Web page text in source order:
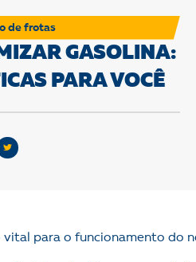
de frotas
GASOLINA:
PARA VOCÊ
para o funcionamento do